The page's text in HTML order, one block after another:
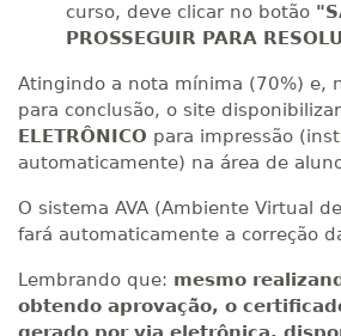
curso, deve clicar no botão
PROSSEGUIR PARA
Atingindo a nota mínima (70%) e,
para conclusão, o site
ELETRÔNICO para impressão
automaticamente) na área de
O sistema AVA (Ambiente Virtual
fará automaticamente a correção
Lembrando que: mesmo
obtendo aprovação, o